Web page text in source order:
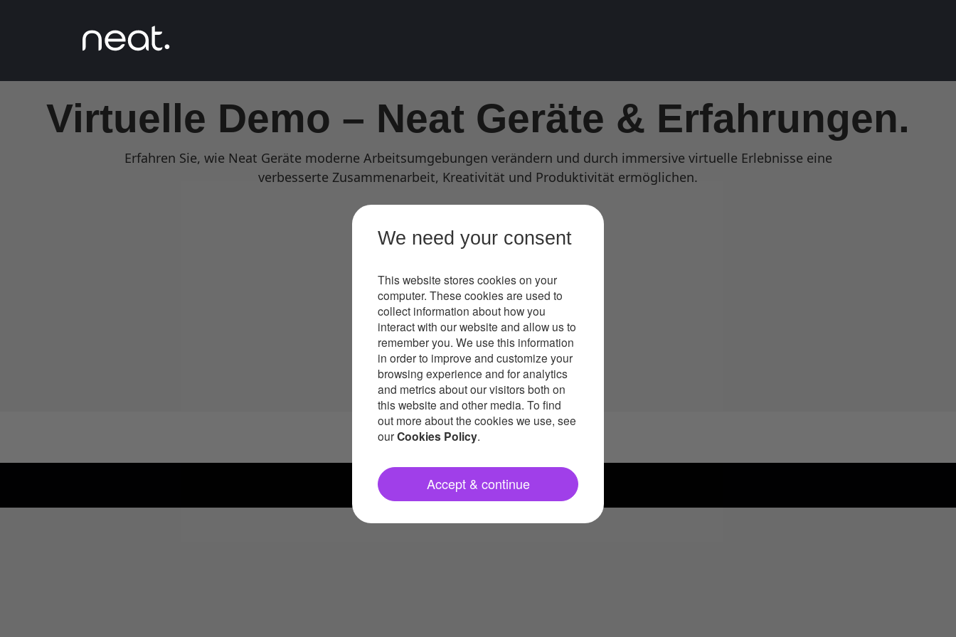
Virtuelle Demo – Neat Geräte & Erfahrungen.
Erfahren Sie, wie Neat Geräte moderne Arbeitsumgebungen verändern und durch immersive virtuelle Erlebnisse eine
verbesserte Zusammenarbeit, Kreativität und Produktivität ermöglichen.
Buchen Sie eine Demo
Copyright © 2025 Neat
We need your consent
This website stores cookies on your
computer. These cookies are used to
collect information about how you
interact with our website and allow us to
remember you. We use this information
in order to improve and customize your
browsing experience and for analytics
and metrics about our visitors both on
this website and other media. To find
out more about the cookies we use, see
ourCookies Policy.
Accept & continue